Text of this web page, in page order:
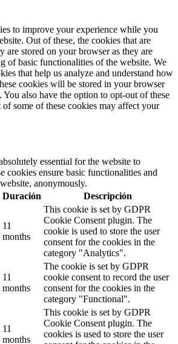
to improve your experience while you
Out of these, the cookies that are
are stored on your browser as they are
of basic functionalities of the website. We
that help us analyze and understand how
cookies will be stored in your browser
also have the option to opt-out of these
some of these cookies may affect your
essential for the website to
cookies ensure basic functionalities and
anonymously.
Duración Descripción
11
months
This cookie is set by GDPR
Cookie Consent plugin. The
cookie is used to store the user
consent for the cookies in the
category "Analytics".
11
months
The cookie is set by GDPR
cookie consent to record the user
consent for the cookies in the
category "Functional".
11
months
This cookie is set by GDPR
Cookie Consent plugin. The
cookies is used to store the user